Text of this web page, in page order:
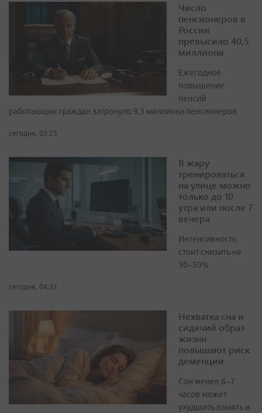
Число
пенсионеров в
России
превысило 40,5
миллиона
Ежегодное
повышение
пенсий
работающих граждан затронуло 9,3 миллиона пенсионеров
сегодня, 03:23
В жару
тренироваться
на улице можно
только до 10
утра или после 7
вечера
Интенсивность
стоит снизить на
30–50%
сегодня, 04:32
Нехватка сна и
сидячий образ
жизни
повышают риск
деменции
Сон менее 6–7
часов может
ухудшить память и